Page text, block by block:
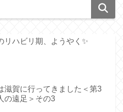
リハビリ期、ようやく✨️
滋賀に行ってきました＜第3
の遠足＞その3